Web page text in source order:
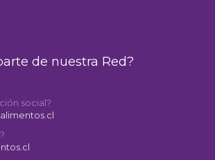
de nuestra Red?
social?